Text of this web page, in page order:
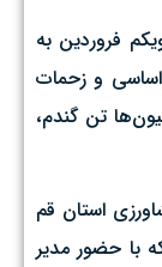
فروردین به
اساسی و زحمات
تن گندم،
استان قم
با حضور مدیر